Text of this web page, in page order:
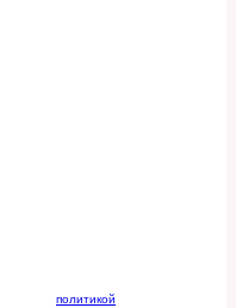
политикой